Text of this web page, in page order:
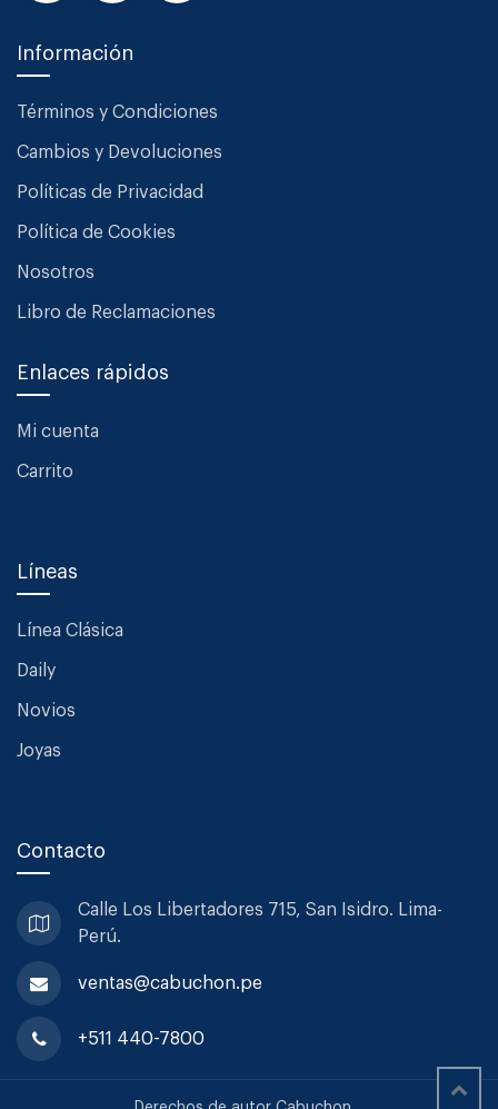
Información
Términos y Condiciones
Cambios y Devoluciones
Políticas de Privacidad
Política de Cookies
Nosotros
Libro de Reclamaciones
Enlaces rápidos
Mi cuenta
Carrito
Líneas
Línea Clásica
Daily
Novios
Joyas
Contacto
Calle Los Libertadores 715, San Isidro. Lima-
Perú.
ventas@cabuchon.pe
+511 440-7800